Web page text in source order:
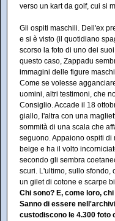
verso un kart da golf, cui si
Gli ospiti maschili. Dell'ex
e si è visto (il quotidiano
scorso la foto di uno dei
questo caso, Zappadu
immagini delle figure
Come se volesse
uomini, altri testimoni, che
Consiglio. Accade il 18
giallo, l'altra con una
sommità di una scala che
seguono. Appaiono ospiti di
beige e ha il volto
secondo gli sembra
scuri. L'ultimo, sullo sfondo,
un gilet di cotone e scarpe
Chi sono? E, come loro,
Sanno di essere
custodiscono le 4.300 foto